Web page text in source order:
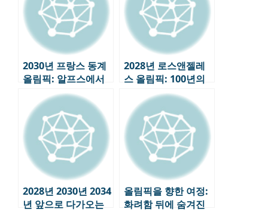
2030년 프랑스 동계
올림픽: 알프스에서
펼쳐지는 ‘지속 가능
성’의 도전
2028년 로스앤젤레
스 올림픽: 100년의
역사, 미래를 향한 도
2028년 2030년 2034
년 앞으로 다가오는
올림픽을 향한 여정:
화려함 뒤에 숨겨진